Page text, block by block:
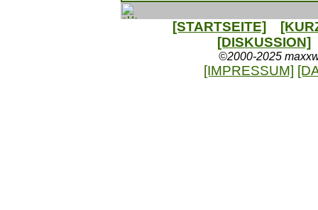
[STARTSEITE]
[DISKUSSION]
©2000-2025
[IMPRESSUM]